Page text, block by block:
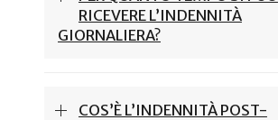
RICEVERE L’INDENNITÀ
GIORNALIERA?
COS’È L’INDENNITÀ POST-